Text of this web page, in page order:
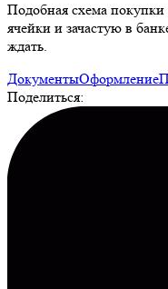
Подобная схема покупки
ячейки и зачастую в
ждать.
ДокументыОформление
Поделиться: